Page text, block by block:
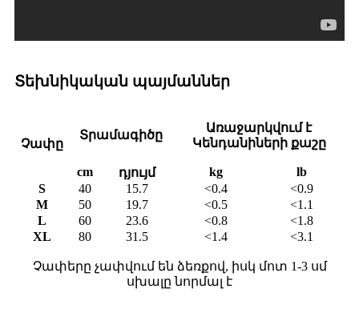
Տեխնիկական պայմաններ
Չափը
Տրամագիծը
Առաջարկվում է
Կենդանիների քաշը
cm դյույմ kg
lb
S
40 15.7 <0.4
<0.9
M
50 19.7 <0.5
<1.1
L
60 23.6 <0.8
<1.8
XL
80 31.5 <1.4 <3.1
Չափերը չափվում են ձեռքով, իսկ մոտ 1-3 սմ
սխալը նորմալ է